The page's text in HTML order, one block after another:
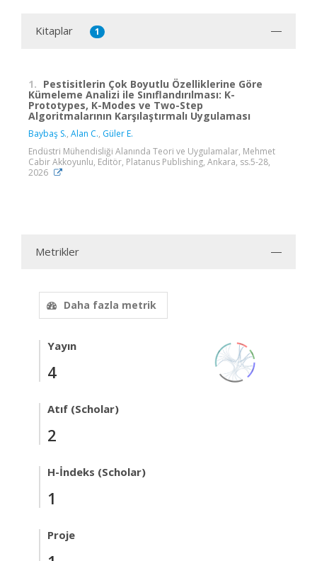
Kitaplar 1
1. Pestisitlerin Çok Boyutlu Özelliklerine Göre
Kümeleme Analizi ile Sınıflandırılması: K-
Prototypes, K-Modes ve Two-Step
Algoritmalarının Karşılaştırmalı Uygulaması
Baybaş S., Alan C., Güler E.
Endüstri Mühendisliği Alanında Teori ve Uygulamalar, Mehmet
Cabir Akkoyunlu, Editör, Platanus Publishing, Ankara, ss.5-28,
2026
Metrikler
Daha fazla metrik
Yayın
4
Atıf (Scholar)
2
H-İndeks (Scholar)
1
Proje